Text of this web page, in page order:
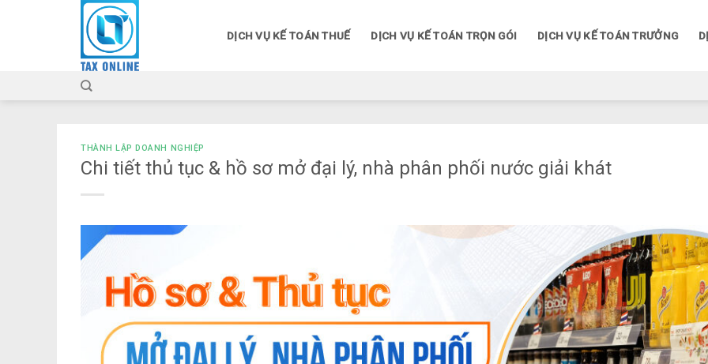
DỊCH VỤ KẾ TOÁN THUẾ DỊCH VỤ KẾ TOÁN TRỌN GÓI DỊCH VỤ KẾ TOÁN TRƯỞNG
THÀNH LẬP DOANH NGHIỆP
Chi tiết thủ tục & hồ sơ mở đại lý, nhà phân phối nước giải khát